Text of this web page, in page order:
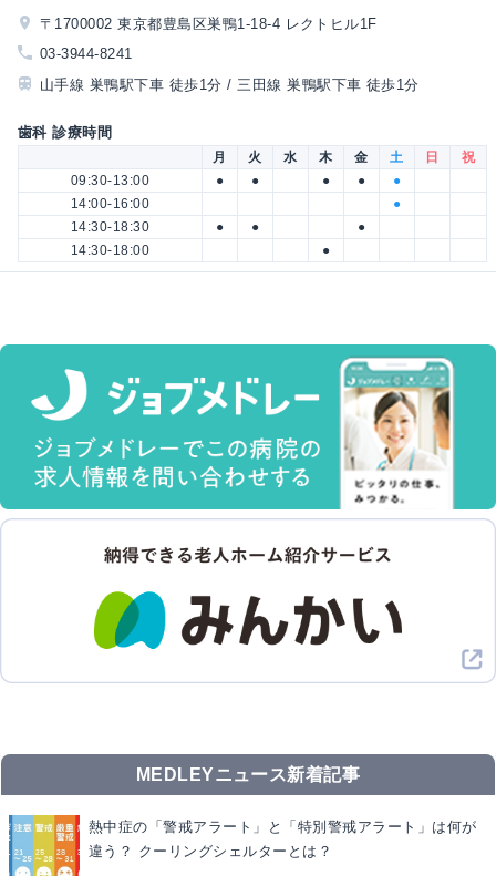
〒1700002 東京都豊島区巣鴨1-18-4 レクトヒル1F
03-3944-8241
山手線 巣鴨駅下車 徒歩1分 / 三田線 巣鴨駅下車 徒歩1分
歯科 診療時間
月 火 水 木 金 土 日
祝
09:30-13:00
● ● ● ●
●
14:00-16:00
●
14:30-18:30
● ●
●
14:30-18:00
●
MEDLEYニュース新着記事
熱中症の「警戒アラート」と「特別警戒アラート」は何が
違う？ クーリングシェルターとは？